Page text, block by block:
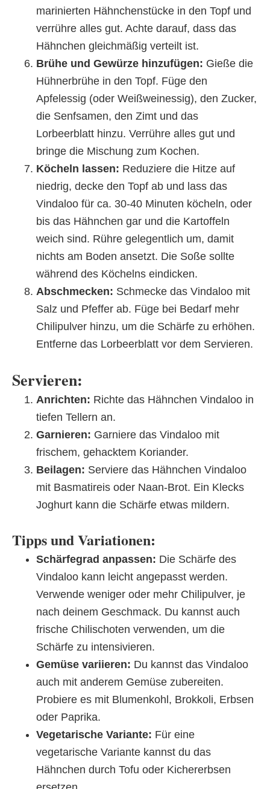
marinierten Hähnchenstücke in den Topf und
verrühre alles gut. Achte darauf, dass das
Hähnchen gleichmäßig verteilt ist.
Brühe und Gewürze hinzufügen: Gieße die
Hühnerbrühe in den Topf. Füge den
Apfelessig (oder Weißweinessig), den Zucker,
die Senfsamen, den Zimt und das
Lorbeerblatt hinzu. Verrühre alles gut und
bringe die Mischung zum Kochen.
Köcheln lassen: Reduziere die Hitze auf
niedrig, decke den Topf ab und lass das
Vindaloo für ca. 30-40 Minuten köcheln, oder
bis das Hähnchen gar und die Kartoffeln
weich sind. Rühre gelegentlich um, damit
nichts am Boden ansetzt. Die Soße sollte
während des Köchelns eindicken.
Abschmecken: Schmecke das Vindaloo mit
Salz und Pfeffer ab. Füge bei Bedarf mehr
Chilipulver hinzu, um die Schärfe zu erhöhen.
Entferne das Lorbeerblatt vor dem Servieren.
Servieren:
Anrichten: Richte das Hähnchen Vindaloo in
tiefen Tellern an.
Garnieren: Garniere das Vindaloo mit
frischem, gehacktem Koriander.
Beilagen: Serviere das Hähnchen Vindaloo
mit Basmatireis oder Naan-Brot. Ein Klecks
Joghurt kann die Schärfe etwas mildern.
Tipps und Variationen:
Schärfegrad anpassen: Die Schärfe des
Vindaloo kann leicht angepasst werden.
Verwende weniger oder mehr Chilipulver, je
nach deinem Geschmack. Du kannst auch
frische Chilischoten verwenden, um die
Schärfe zu intensivieren.
Gemüse variieren: Du kannst das Vindaloo
auch mit anderem Gemüse zubereiten.
Probiere es mit Blumenkohl, Brokkoli, Erbsen
oder Paprika.
Vegetarische Variante: Für eine
vegetarische Variante kannst du das
Hähnchen durch Tofu oder Kichererbsen